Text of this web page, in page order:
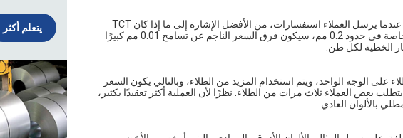
يتعلم أكثر
يبلغ تسامح سمك الفولاذ المطلي مسبقًا +/-0.02 مم، وهو تسامح سلبي بشكل عام. عندما يرسل العملاء استفسارات، من الأفضل الإشارة إلى ما إذا كان TCT
(السماكة الكلية للطلاء) أو BMT (سماكة المادة الأساسية)، لأنه أقل من 0.3 مم، وخاصة في حدود 0.2 مم، سيكون فرق السعر الناجم عن تسامح 0.01 مم كبيرًا
الخطية لكل طن.
الوجه الواحد، ويتم استخدام المزيد من الطلاء، وبالتالي يكون السعر
بعض العملاء ثلاث مرات من الطلاء. نظرًا لأن العملية أكثر تعقيدًا بكثير،
بالألوان العادي.